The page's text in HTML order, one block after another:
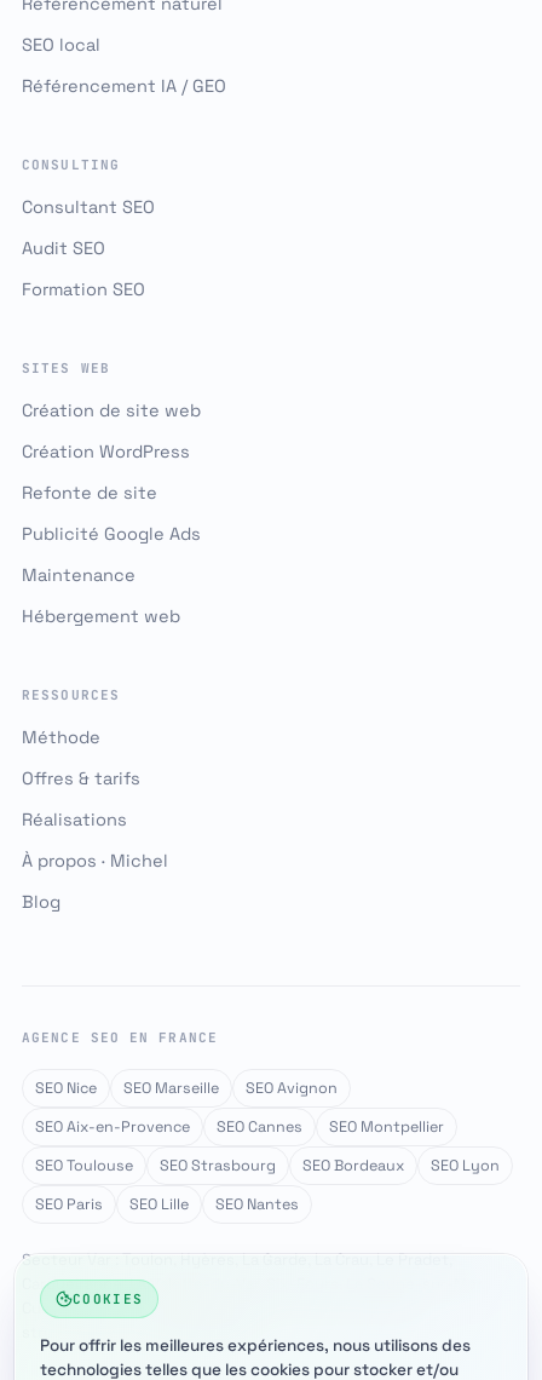
SEO local
Référencement IA / GEO
CONSULTING
Consultant SEO
Audit SEO
Formation SEO
SITES WEB
Création de site web
Création WordPress
Refonte de site
Publicité Google Ads
Maintenance
Hébergement web
RESSOURCES
Méthode
Offres & tarifs
Réalisations
À propos · Michel
Blog
AGENCE SEO EN FRANCE
SEO Nice SEO Marseille
SEO Avignon
SEO Aix-en-Provence
SEO Cannes
SEO Montpellier
SEO Toulouse
SEO Strasbourg SEO Bordeaux
SEO Lyon
SEO Paris
SEO Lille SEO Nantes
Secteur Var : Toulon, Hyères, La Garde, La Crau, Le Pradet,
Carqueiranne, La Valette-du-Var, Six-Fours, La Seyne-sur-Mer,
Cuers, couvert via Google Business Profile & données
COOKIES
Pour offrir les meilleures expériences, nous utilisons des
technologies telles que les cookies pour stocker et/ou